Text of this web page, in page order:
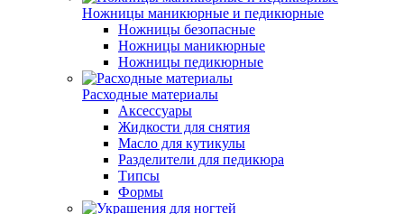
Ножницы маникюрные и педикюрные
Ножницы безопасные
Ножницы маникюрные
Ножницы педикюрные
Расходные материалы
Аксессуары
Жидкости для снятия
Масло для кутикулы
Разделители для педикюра
Типсы
Формы